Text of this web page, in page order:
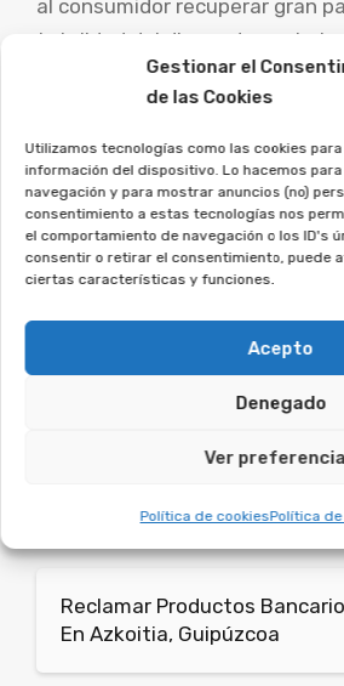
Gestionar el
de las Cookies
Utilizamos tecnologías como las cookies
información del dispositivo. Lo hacemos
navegación y para mostrar anuncios (no)
consentimiento a estas tecnologías nos
el comportamiento de navegación o los ID's
consentir o retirar el consentimiento, puede
ciertas características y funciones.
Acepto
Denegado
Ver
Política de cookiesPolítica
al consumidor recuperar gran
totalidad del dinero
Es esencial que las personas
este tipo de acuerdos busquen
abogados especialistas para
concreto y explorar las
demanda.
consumidores a
derechos.
asociación, y analizaremos tu
Te puede interesar:
Reclamar Productos
En Azkoitia, Guipúzcoa